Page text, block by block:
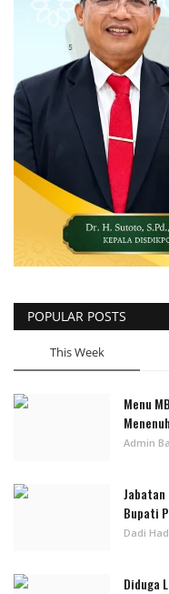
POPULAR POSTS
This Week
Menu
Admin
Jabatan
Bupati
Dadi
Diduga